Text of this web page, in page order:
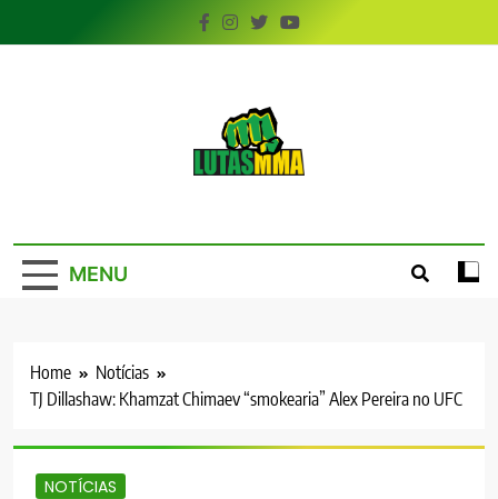
to
MENU
Home
Notícias
TJ Dillashaw: Khamzat Chimaev “smokearia” Alex Pereira no UFC
NOTÍCIAS